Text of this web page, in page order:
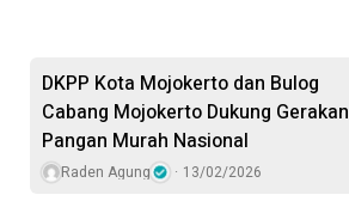
DKPP Kota Mojokerto dan Bulog
Cabang Mojokerto Dukung Gerakan
Pangan Murah Nasional
Raden Agung 13/02/2026